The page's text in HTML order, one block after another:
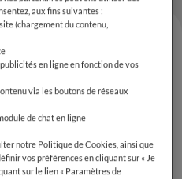
aux fins suivantes :
(chargement du contenu,
en ligne en fonction de vos
via les boutons de réseaux
de chat en ligne
notre Politique de Cookies, ainsi que
vos préférences en cliquant sur « Je
sur le lien « Paramètres de